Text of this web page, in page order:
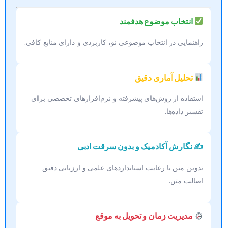
انتخاب موضوع هدفمند
راهنمایی در انتخاب موضوعی نو، کاربردی و دارای منابع کافی.
تحلیل آماری دقیق
استفاده از روش‌های پیشرفته و نرم‌افزارهای تخصصی برای
تفسیر داده‌ها.
✍️ نگارش آکادمیک و بدون سرقت ادبی
تدوین متن با رعایت استانداردهای علمی و ارزیابی دقیق
اصالت متن.
مدیریت زمان و تحویل به موقع